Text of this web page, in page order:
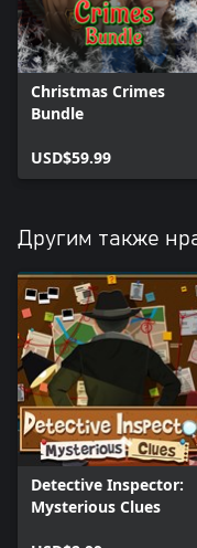
Christmas Crimes
Bundle
USD$59.99
Другим также
Detective Inspector:
Mysterious Clues